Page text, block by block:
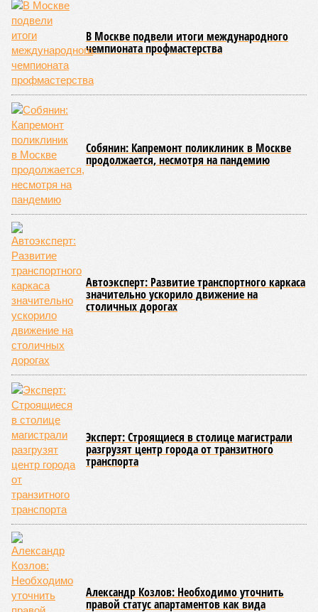
В Москве подвели итоги международного
чемпионата профмастерства
Собянин: Капремонт поликлиник в Москве
продолжается, несмотря на пандемию
Автоэксперт: Развитие транспортного каркаса
значительно ускорило движение на
столичных дорогах
Эксперт: Строящиеся в столице магистрали
разгрузят центр города от транзитного
транспорта
Александр Козлов: Необходимо уточнить
правой статус апартаментов как вида